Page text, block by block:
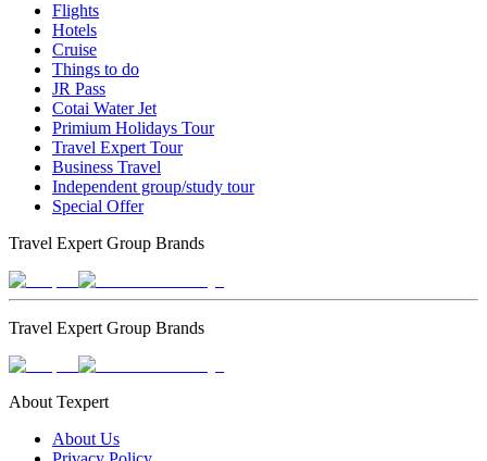
Flights
Hotels
Cruise
Things to do
JR Pass
Cotai Water Jet
Primium Holidays Tour
Travel Expert Tour
Business Travel
Independent group/study tour
Special Offer
Travel Expert Group Brands
Travel Expert Group Brands
About Texpert
About Us